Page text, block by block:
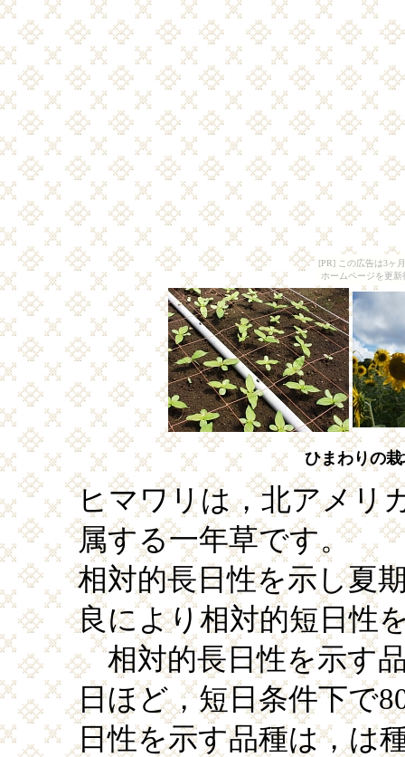
[PR] この広告は3ヶ
ホームページを更
ひまわりの
ヒマワリは，北アメリ
属する一年草です。
相対的長日性を示し夏
良により相対的短日性
相対的長日性を示す品
日ほど，短日条件下で
日性を示す品種は，は